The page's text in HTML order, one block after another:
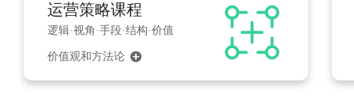
运营策略课程
逻辑·视角·手段·结构·价值
价值观和方法论 끴